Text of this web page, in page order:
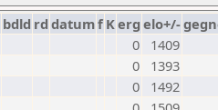
bdld rd datumf Kerg elo+/-
0
1409
0
1393
0
1492